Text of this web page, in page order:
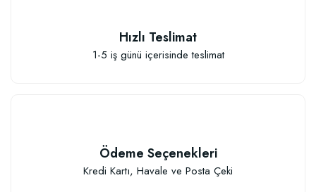
Hızlı Teslimat
1-5 iş günü içerisinde teslimat
Ödeme Seçenekleri
Kredi Kartı, Havale ve Posta Çeki